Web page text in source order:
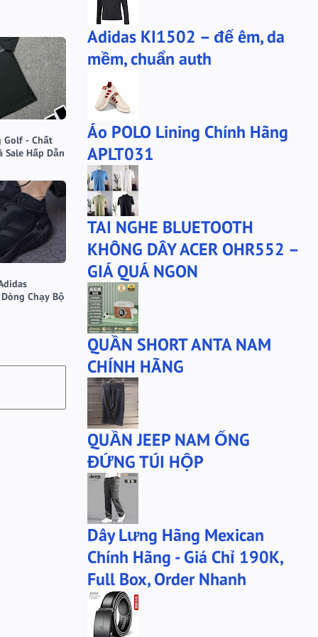
Golf - Chất
Hấp Dẫn
Chạy Bộ
bộ xtep
mũ
mũ lining
phu-kien-sale
puma
quần puma
sale
sale giày anta
san-sale
tai-nghe
túi đeo chéo
tất nanjiren
ví da
Áo khoác 361
áo anta
áo cartelo
áo khoác adidas
Adidas KI1502 – đế êm, da
mềm, chuẩn auth
Áo POLO Lining Chính Hãng
APLT031
TAI NGHE BLUETOOTH
KHÔNG DÂY ACER OHR552 –
GIÁ QUÁ NGON
QUẦN SHORT ANTA NAM
CHÍNH HÃNG
QUẦN JEEP NAM ỐNG
ĐỨNG TÚI HỘP
Dây Lưng Hãng Mexican
Chính Hãng - Giá Chỉ 190K,
Full Box, Order Nhanh